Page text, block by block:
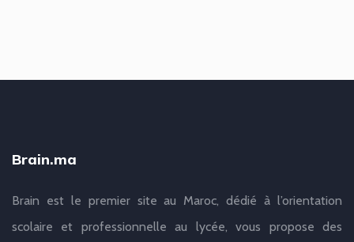
Brain.ma
Brain est le premier site au Maroc, dédié à l’orientation
scolaire et professionnelle au lycée, vous propose des